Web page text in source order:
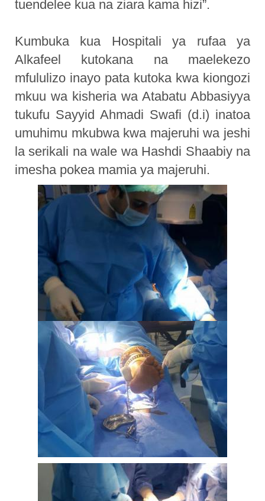
tuendelee kua na ziara kama hizi”.
Kumbuka kua Hospitali ya rufaa ya
Alkafeel kutokana na maelekezo
mfululizo inayo pata kutoka kwa kiongozi
mkuu wa kisheria wa Atabatu Abbasiyya
tukufu Sayyid Ahmadi Swafi (d.i) inatoa
umuhimu mkubwa kwa majeruhi wa jeshi
la serikali na wale wa Hashdi Shaabiy na
imesha pokea mamia ya majeruhi.